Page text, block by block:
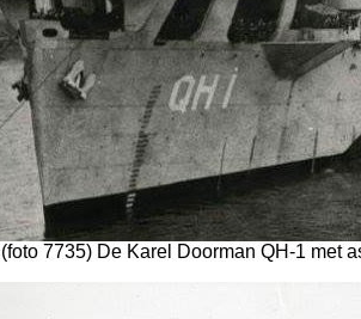
(foto 7735) De Karel Doorman QH-1 met